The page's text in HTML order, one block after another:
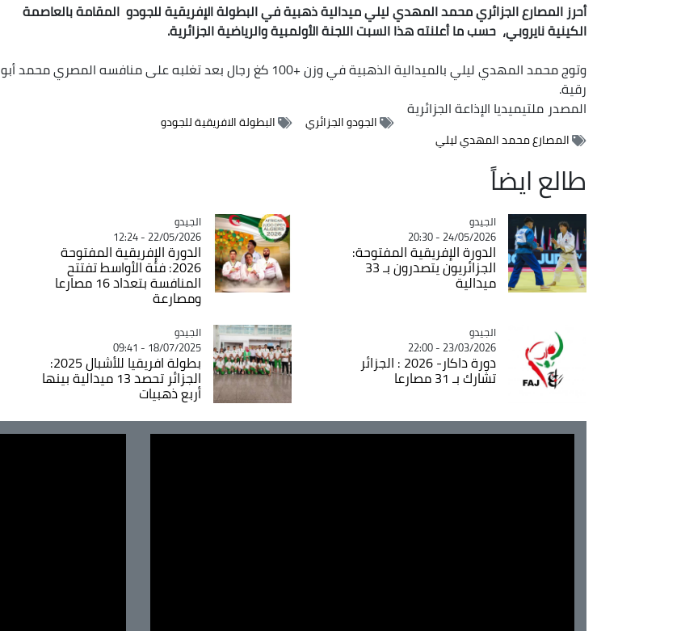
أحرز المصارع الجزائري محمد المهدي ليلي ميدالية ذهبية في البطولة الإفريقية للجودو المقامة بالعاصمة
الكينية نايروبي، حسب ما أعلنته هذا السبت اللجنة الأولمبية والرياضية الجزائرية.
وتوج محمد المهدي ليلي بالميدالية الذهبية في وزن +100 كغ رجال
بعد تغلبه على منافسه المصري محمد أبو
رقية.
المصدر ملتيميديا الإذاعة الجزائرية
الجودو الجزائري
البطولة الافريقية للجودو
المصارع محمد المهدي ليلي
طالع ايضاً
Catégorie
الجيدو
24/05/2026 - 20:30
الدورة الإفريقية المفتوحة:
الجزائريون يتصدرون بـ 33
ميدالية
Catégorie
الجيدو
22/05/2026 - 12:24
الدورة الإفريقية المفتوحة
2026: فئة الأواسط تفتتح
المنافسة بتعداد 16 مصارعا
ومصارعة
Catégorie
الجيدو
23/03/2026 - 22:00
دورة داكار- 2026 : الجزائر
تشارك بـ 31 مصارعا
Catégorie
الجيدو
18/07/2025 - 09:41
بطولة افريقيا للأشبال 2025:
الجزائر تحصد 13 ميدالية بينها
أربع ذهبيات